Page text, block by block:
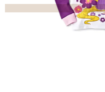
HVĚZDIČEK.